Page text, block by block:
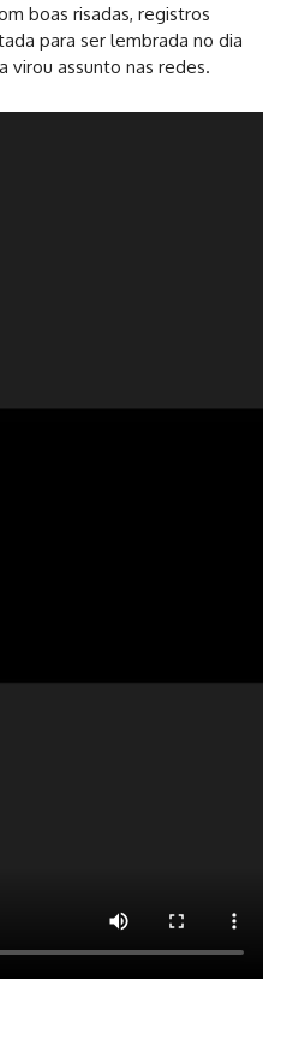
boas risadas, registros
para ser lembrada no dia
virou assunto nas redes.